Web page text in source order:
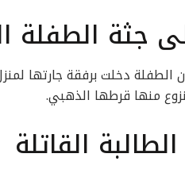
جثة
الطفلة دخلت برفقة جارتها
منها قرطها الذهبي.
القاتلة